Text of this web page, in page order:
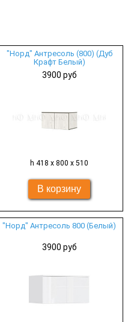
"Норд" Антресоль (800) (Дуб
Крафт Белый)
3900 руб
h 418 х 800 х 510
"Норд" Антресоль 800 (Белый)
3900 руб